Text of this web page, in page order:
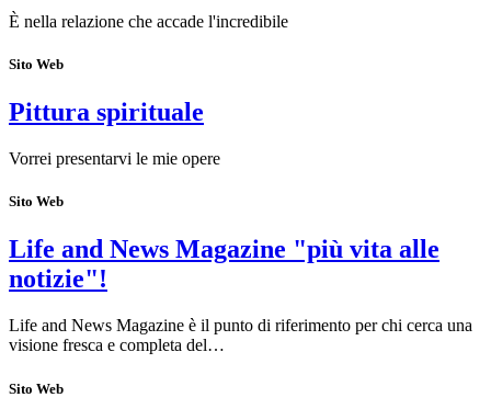
È nella relazione che accade l'incredibile
Sito Web
Pittura spirituale
Vorrei presentarvi le mie opere
Sito Web
Life and News Magazine "più vita alle
notizie"!
Life and News Magazine è il punto di riferimento per chi cerca una
visione fresca e completa del…
Sito Web